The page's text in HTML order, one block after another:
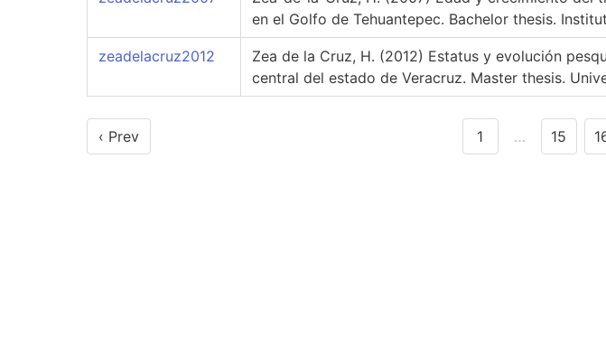
en el Golfo de Tehuantepec. Bachelor thesis.
zeadelacruz2012
Zea de la Cruz, H. (2012) Estatus y evolución
central del estado de Veracruz. Master thesis.
‹ Prev 1 … 15